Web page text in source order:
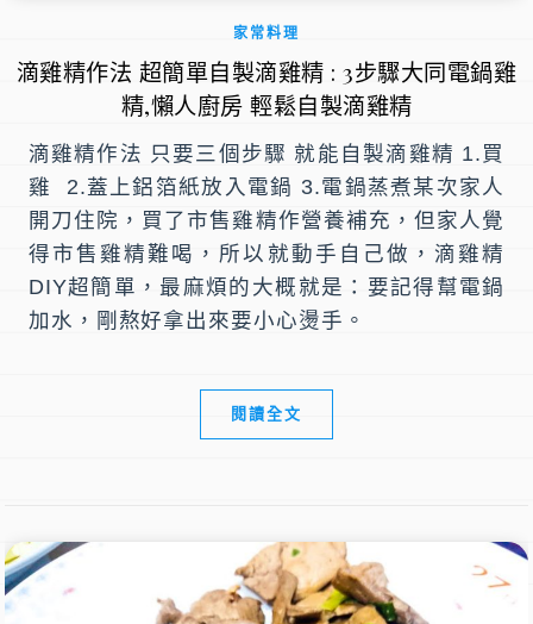
家常料理
滴雞精作法 超簡單自製滴雞精 : 3步驟大同電鍋雞
精,懶人廚房 輕鬆自製滴雞精
滴雞精作法 只要三個步驟 就能自製滴雞精 1.買
雞 2.蓋上鋁箔紙放入電鍋 3.電鍋蒸煮某次家人
開刀住院，買了市售雞精作營養補充，但家人覺
得市售雞精難喝，所以就動手自己做，滴雞精
DIY超簡單，最麻煩的大概就是：要記得幫電鍋
加水，剛熬好拿出來要小心燙手。
閱讀全文